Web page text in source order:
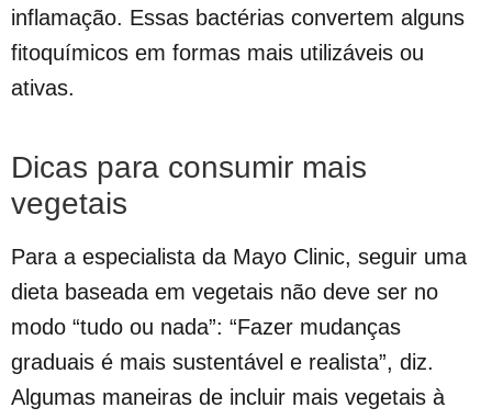
inflamação. Essas bactérias convertem alguns
fitoquímicos em formas mais utilizáveis ou
ativas.
Dicas para consumir mais
vegetais
Para a especialista da Mayo Clinic, seguir uma
dieta baseada em vegetais não deve ser no
modo “tudo ou nada”: “Fazer mudanças
graduais é mais sustentável e realista”, diz.
Algumas maneiras de incluir mais vegetais à